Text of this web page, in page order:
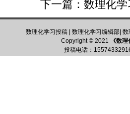
下一篇： 数理化
数理化学习投稿| 数理化学习编辑部| 数
Copyright © 2021
《数
投稿电话：